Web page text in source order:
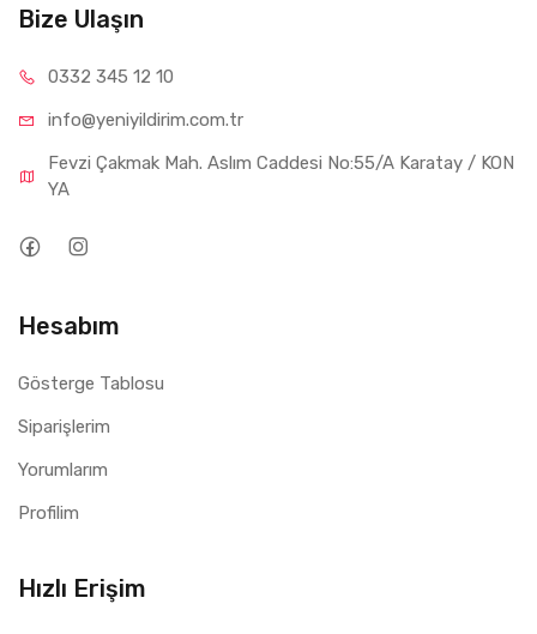
Bize Ulaşın
0332 345 12 10
info@yeniyildirim.com.tr
Fevzi Çakmak Mah. Aslım Caddesi No:55/A Karatay / KON
YA
Hesabım
Gösterge Tablosu
Siparişlerim
Yorumlarım
Profilim
Hızlı Erişim